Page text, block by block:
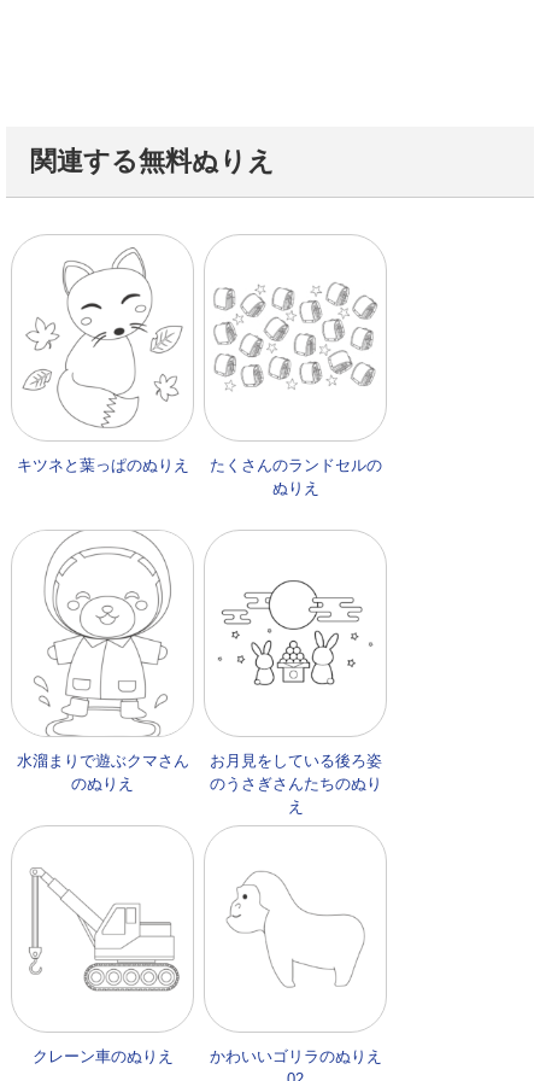
関連する無料ぬりえ
キツネと葉っぱのぬりえ
たくさんのランドセルの
ぬりえ
水溜まりで遊ぶクマさん
のぬりえ
お月見をしている後ろ姿
のうさぎさんたちのぬり
え
クレーン車のぬりえ
かわいいゴリラのぬりえ